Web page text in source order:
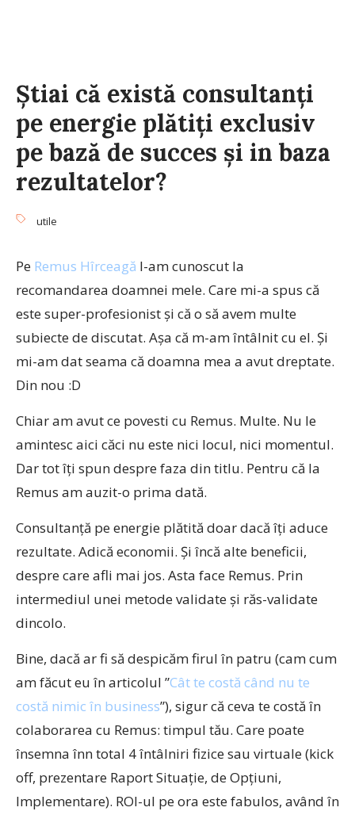
Știai că există consultanți
pe energie plătiți exclusiv
pe bază de succes și in baza
rezultatelor?
utile
Pe Remus Hîrceagă l-am cunoscut la
recomandarea doamnei mele. Care mi-a spus că
este super-profesionist și că o să avem multe
subiecte de discutat. Așa că m-am întâlnit cu el. Și
mi-am dat seama că doamna mea a avut dreptate.
Din nou :D
Chiar am avut ce povesti cu Remus. Multe. Nu le
amintesc aici căci nu este nici locul, nici momentul.
Dar tot îți spun despre faza din titlu. Pentru că la
Remus am auzit-o prima dată.
Consultanță pe energie plătită doar dacă îți aduce
rezultate. Adică economii. Și încă alte beneficii,
despre care afli mai jos. Asta face Remus. Prin
intermediul unei metode validate și răs-validate
dincolo.
Bine, dacă ar fi să despicăm firul în patru (cam cum
am făcut eu în articolul ”Cât te costă când nu te
costă nimic în business”), sigur că ceva te costă în
colaborarea cu Remus: timpul tău. Care poate
însemna înn total 4 întâlniri fizice sau virtuale (kick
off, prezentare Raport Situație, de Opțiuni,
Implementare). ROI-ul pe ora este fabulos, având în